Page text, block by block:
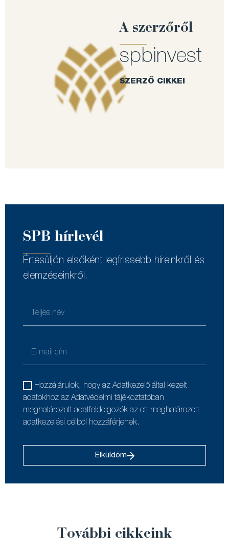
A szerzőről
spbinvest
SZERZŐ CIKKEI
SPB hírlevél
Értesüljön elsőként legfrissebb híreinkről és
elemzéseinkről.
Hozzájárulok, hogy az Adatkezelő által kezelt
adatokhoz az Adatvédelmi tájékoztatóban
meghatározott adatfeldolgozók az ott meghatározott
adatkezelési célból hozzáférjenek.
Elküldöm
További cikkeink